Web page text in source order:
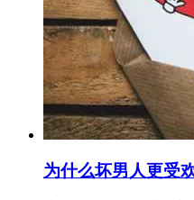
为什么坏男人更受